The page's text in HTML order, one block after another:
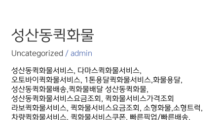
성산동퀵화물
Uncategorized /admin
성산동퀵화물서비스, 다마스퀵화물서비스,
오토바이퀵화물서비스, 1톤용달퀵화물서비스,화물용달,
성산동퀵화물배송,퀵화물배달 성산동퀵화물,
성산동퀵화물서비스요금조회, 퀵화물서비스가격조회
라보퀵화물서비스, 퀵화물서비스요금조회, 소형화물,소형트럭,
차량퀵화물서비스, 퀵화물서비스쿠폰, 빠른픽업/빠른배송,
성산동퀵화물